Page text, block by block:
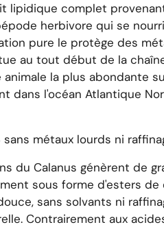
lipidique complet
herbivore qui se
pure le protège des
au tout début de la
animale la plus abondante
dans l'océan Atlantique
sans métaux lourds ni
du Calanus génèrent de
sous forme d'esters de
sans solvants ni
Contrairement aux